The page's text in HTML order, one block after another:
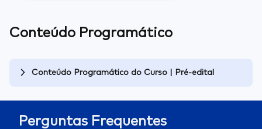
Conteúdo Programático
Conteúdo Programático do Curso | Pré-edital
Perguntas Frequentes